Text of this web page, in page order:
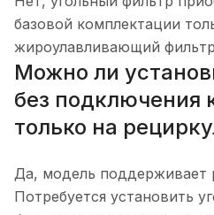
базовой комплектации
жироулавливающий
Можно ли
без подключения
только на
Да, модель поддерживает
Потребуется установить